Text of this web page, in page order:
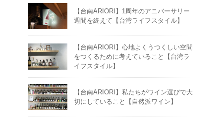
【台南ARIORI】1周年のアニバーサリー
週間を終えて【台湾ライフスタイル】
【台南ARIORI】心地よくうつくしい空間
をつくるために考えていること【台湾ラ
イフスタイル】
【台南ARIORI】私たちがワイン選びで大
切にしていること【自然派ワイン】